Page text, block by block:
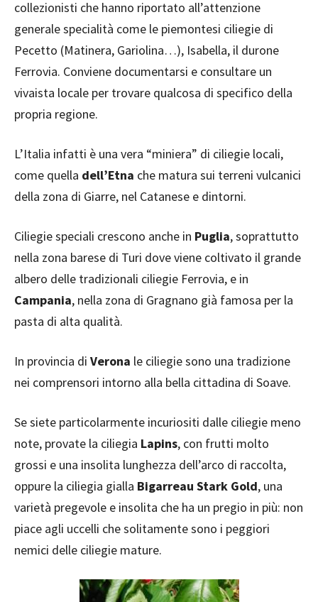
collezionisti che hanno riportato all’attenzione
generale specialità come le piemontesi ciliegie di
Pecetto (Matinera, Gariolina…), Isabella, il durone
Ferrovia. Conviene documentarsi e consultare un
vivaista locale per trovare qualcosa di specifico della
propria regione.
L’Italia infatti è una vera “miniera” di ciliegie locali,
come quella dell’Etna che matura sui terreni vulcanici
della zona di Giarre, nel Catanese e dintorni.
Ciliegie speciali crescono anche in Puglia, soprattutto
nella zona barese di Turi dove viene coltivato il grande
albero delle tradizionali ciliegie Ferrovia, e in
Campania, nella zona di Gragnano già famosa per la
pasta di alta qualità.
In provincia di Verona le ciliegie sono una tradizione
nei comprensori intorno alla bella cittadina di Soave.
Se siete particolarmente incuriositi dalle ciliegie meno
note, provate la ciliegia Lapins, con frutti molto
grossi e una insolita lunghezza dell’arco di raccolta,
oppure la ciliegia gialla Bigarreau Stark Gold, una
varietà pregevole e insolita che ha un pregio in più: non
piace agli uccelli che solitamente sono i peggiori
nemici delle ciliegie mature.